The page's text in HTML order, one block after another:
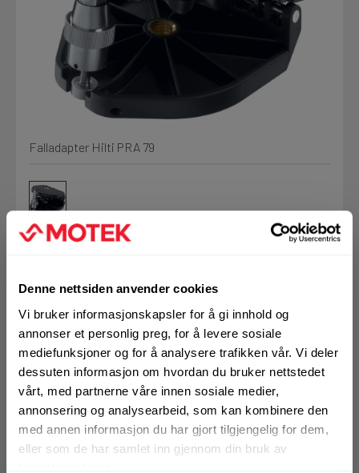
Denne nettsiden anvender cookies
Vi bruker informasjonskapsler for å gi innhold og
annonser et personlig preg, for å levere sosiale
mediefunksjoner og for å analysere trafikken vår. Vi deler
dessuten informasjon om hvordan du bruker nettstedet
vårt, med partnerne våre innen sosiale medier,
annonsering og analysearbeid, som kan kombinere den
med annen informasjon du har gjort tilgjengelig for dem,
eller som de har samlet inn gjennom din bruk av
Kjemi, vindsperre og branntetting
Installasjon
Tjenester
Motek
Finn butikk
Min Fleet
Mine henvendelser
Prislister
Firmainformasjon
LOGG UT
Falladapter Hilti PRA 79
Art.nr. 72071083
Falladapter Hilti PRA
79
Plasser adapteren mellom rotasjonslaseren
og stativet - manuell justerbart opptil 60 %
0
Skriv en